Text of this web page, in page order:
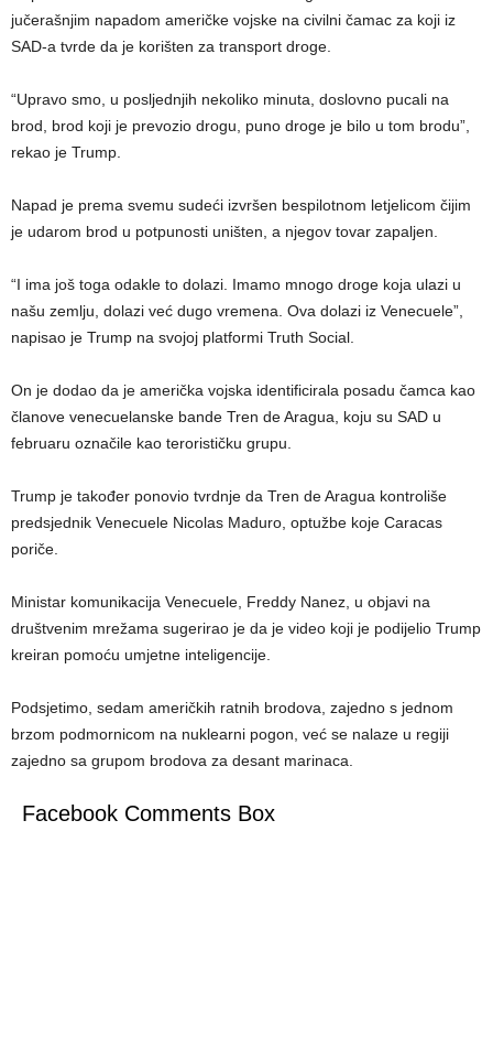
jučerašnjim napadom američke vojske na civilni čamac za koji iz
SAD-a tvrde da je korišten za transport droge.
“Upravo smo, u posljednjih nekoliko minuta, doslovno pucali na
brod, brod koji je prevozio drogu, puno droge je bilo u tom brodu”,
rekao je Trump.
Napad je prema svemu sudeći izvršen bespilotnom letjelicom čijim
je udarom brod u potpunosti uništen, a njegov tovar zapaljen.
“I ima još toga odakle to dolazi. Imamo mnogo droge koja ulazi u
našu zemlju, dolazi već dugo vremena. Ova dolazi iz Venecuele”,
napisao je Trump na svojoj platformi Truth Social.
On je dodao da je američka vojska identificirala posadu čamca kao
članove venecuelanske bande Tren de Aragua, koju su SAD u
februaru označile kao terorističku grupu.
Trump je također ponovio tvrdnje da Tren de Aragua kontroliše
predsjednik Venecuele Nicolas Maduro, optužbe koje Caracas
poriče.
Ministar komunikacija Venecuele, Freddy Nanez, u objavi na
društvenim mrežama sugerirao je da je video koji je podijelio Trump
kreiran pomoću umjetne inteligencije.
Podsjetimo, sedam američkih ratnih brodova, zajedno s jednom
brzom podmornicom na nuklearni pogon, već se nalaze u regiji
zajedno sa grupom brodova za desant marinaca.
Facebook Comments Box